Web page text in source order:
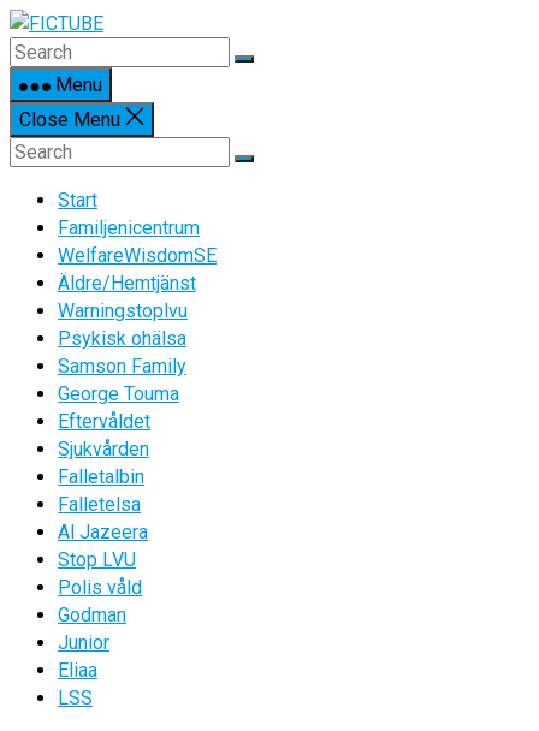
Skip
to
contentMenu
Close Menu
Start
Familjenicentrum
WelfareWisdomSE
Äldre/Hemtjänst
Warningstoplvu
Psykisk ohälsa
Samson Family
George Touma
Eftervåldet
Sjukvården
Falletalbin
Falletelsa
Al Jazeera
Stop LVU
Polis våld
Godman
Junior
Eliaa
LSS